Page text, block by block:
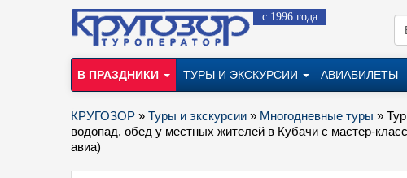
с 1996 года
В ПРАЗДНИКИ ТУРЫ И ЭКСКУРСИИ АВИАБИЛЕТЫ
КРУГОЗОР » Туры и экскурсии » Многодневные туры »
водопад, обед у местных жителей в Кубачи с мастер-
авиа)